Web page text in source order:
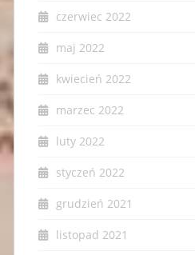
czerwiec 2022
maj 2022
kwiecień 2022
marzec 2022
luty 2022
styczeń 2022
grudzień 2021
listopad 2021